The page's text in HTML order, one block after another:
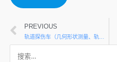
PREVIOUS